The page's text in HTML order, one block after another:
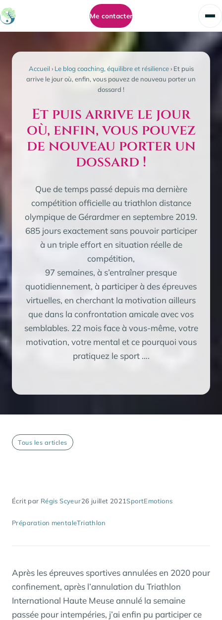
Me contacter
Accueil › Le blog coaching, équilibre et résilience› Et puis
arrive le jour où, enfin, vous pouvez de nouveau porter un
dossard !
Et puis arrive le jour
où, enfin, vous pouvez
de nouveau porter un
dossard !
Que de temps passé depuis ma dernière
compétition officielle au triathlon distance
olympique de Gérardmer en septembre 2019.
685 jours exactement sans pouvoir participer
à un triple effort en situation réelle de
compétition,
97 semaines, à s’entraîner presque
quotidiennement, à participer à des épreuves
virtuelles, en cherchant la motivation ailleurs
que dans la confrontation amicale avec vos
semblables. 22 mois face à vous-même, votre
motivation, votre mental et ce pourquoi vous
Tous les articles
Écrit par Régis Scyeur26 juillet 2021SportEmotions
Préparation mentaleTriathlon
Après les épreuves sportives annulées en 2020 pour
confinement, après l’annulation du Triathlon
International Haute Meuse annulé la semaine
passée pour intempéries, j’ai enfin pu participer ce